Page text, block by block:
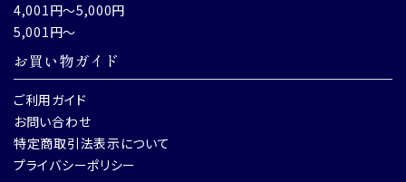
4,001円～5,000円
5,001円～
お買い物ガイド
ご利用ガイド
お問い合わせ
特定商取引法表示について
プライバシーポリシー